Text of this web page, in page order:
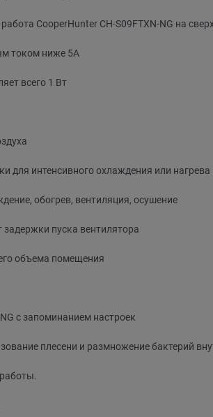
CooperHunter CH-S09FTXN-NG на
током ниже 5А
всего 1 Вт
интенсивного охлаждения или нагрева
обогрев, вентиляция, осушение
пуска вентилятора
объема помещения
с запоминанием настроек
плесени и размножение бактерий